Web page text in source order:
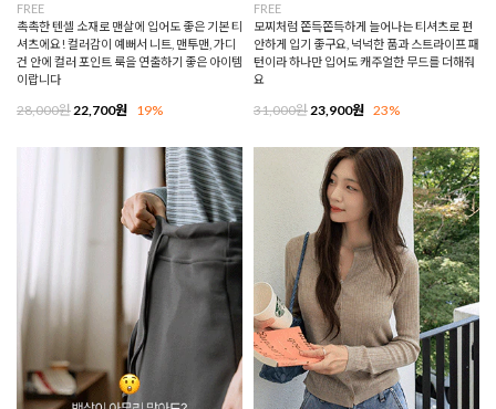
FREE
촉촉한 텐셀 소재로 맨살에 입어도 좋은 기본 티
셔츠에요! 컬러감이 예뻐서 니트, 맨투맨, 가디
건 안에 컬러 포인트 룩을 연출하기 좋은 아이템
이랍니다
28,000원22,700원 19%
FREE
모찌처럼 쫀득쫀득하게 늘어나는 티셔츠로 편
안하게 입기 좋구요, 넉넉한 품과 스트라이프 패
턴이라 하나만 입어도 캐주얼한 무드를 더해줘
요
31,000원23,900원 23%